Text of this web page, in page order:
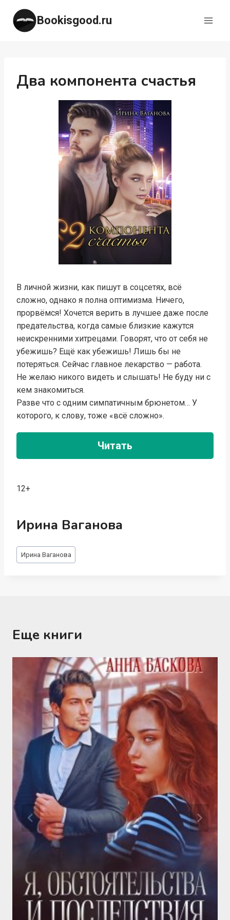
Перейти
содержимому
Bookisgood.ru
Два компонента счастья
В личной жизни, как пишут в соцсетях, всё
сложно, однако я полна оптимизма. Ничего,
прорвёмся! Хочется верить в лучшее даже после
предательства, когда самые близкие кажутся
неискренними хитрецами. Говорят, что от себя не
убежишь? Ещё как убежишь! Лишь бы не
потеряться. Сейчас главное лекарство — работа.
Не желаю никого видеть и слышать! Не буду ни с
кем знакомиться.
Разве что с одним симпатичным брюнетом… У
которого, к слову, тоже «всё сложно».
Читать
12+
Ирина Ваганова
Метки
записи:
Ирина Ваганова
Еще книги